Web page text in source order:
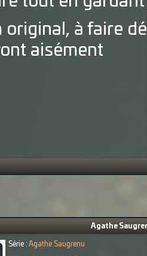
original, à faire
aisément
Agathe
Série : Agathe Saugrenu